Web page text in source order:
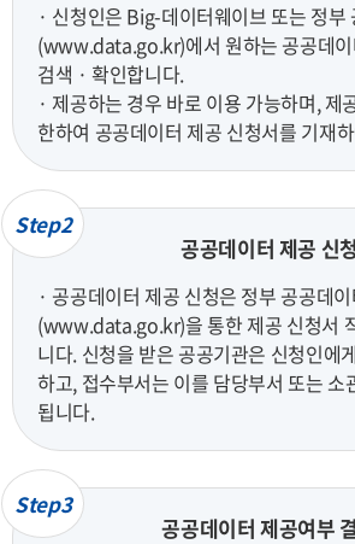
· 신청인은 Big-데이터웨이브 또는 정부
(www.data.go.kr)에서 원하는 공공데
검색 · 확인합니다.
· 제공하는 경우 바로 이용 가능하며, 제
한하여 공공데이터 제공 신청서를 기재
Step2
공공데이터 제공 신청
· 공공데이터 제공 신청은 정부 공공데
(www.data.go.kr)을 통한 제공 신청서
니다. 신청을 받은 공공기관은 신청인에
하고, 접수부서는 이를 담당부서 또는 소
됩니다.
Step3
공공데이터 제공여부